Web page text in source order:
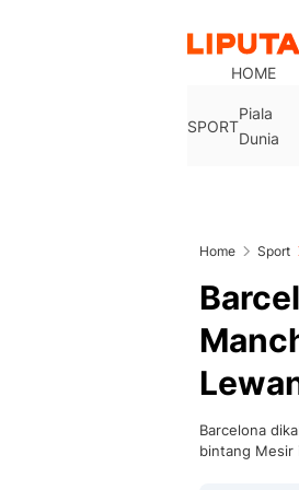
HOME
SPORT
Piala
Dunia
Home Sport
Barcelona
bintang Mesir